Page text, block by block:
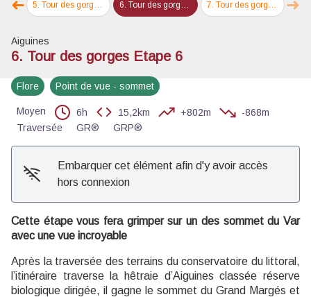
➜Étape précédente
5 Tour des gorges Etape 5 6 .Tour des gorges Etape 6 7 Tour des gorges Etape 7 ➜
Aiguines
6. Tour des gorges Etape 6
Flore Point de vue - sommet
Moyen 6h 15,2km +802m
-868m
Traversée
GR® GRP®
Embarquer cet élément afin d'y avoir accès
hors connexion
Cette étape vous fera grimper sur un des sommet du Var
avec une vue incroyable
Après la traversée des terrains du conservatoire du littoral,
l’itinéraire traverse la hêtraie d’Aiguines classée réserve
biologique dirigée, il gagne le sommet du Grand Margés et